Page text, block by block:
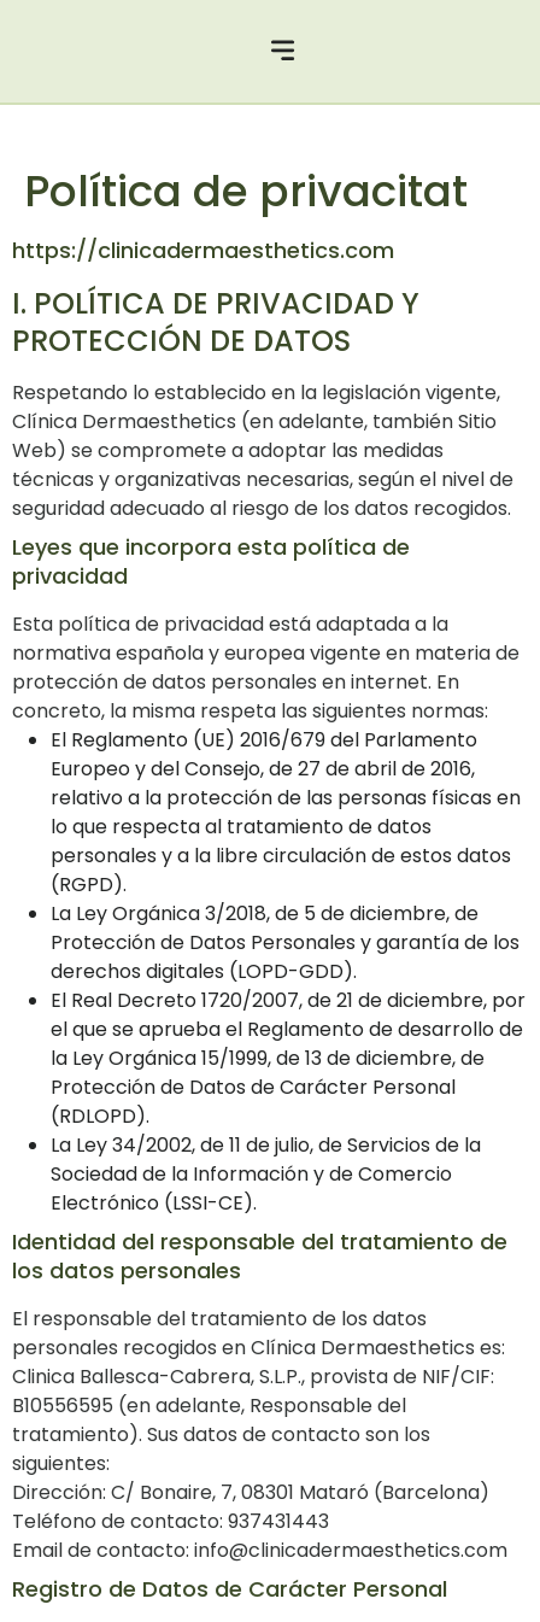
Política de privacitat
https://clinicadermaesthetics.com
I. POLÍTICA DE PRIVACIDAD Y
PROTECCIÓN DE DATOS
Respetando lo establecido en la legislación vigente,
Clínica Dermaesthetics (en adelante, también Sitio
Web) se compromete a adoptar las medidas
técnicas y organizativas necesarias, según el nivel de
seguridad adecuado al riesgo de los datos recogidos.
Leyes que incorpora esta política de
privacidad
Esta política de privacidad está adaptada a la
normativa española y europea vigente en materia de
protección de datos personales en internet. En
concreto, la misma respeta las siguientes normas:
El Reglamento (UE) 2016/679 del Parlamento
Europeo y del Consejo, de 27 de abril de 2016,
relativo a la protección de las personas físicas en
lo que respecta al tratamiento de datos
personales y a la libre circulación de estos datos
(RGPD).
La Ley Orgánica 3/2018, de 5 de diciembre, de
Protección de Datos Personales y garantía de los
derechos digitales (LOPD-GDD).
El Real Decreto 1720/2007, de 21 de diciembre, por
el que se aprueba el Reglamento de desarrollo de
la Ley Orgánica 15/1999, de 13 de diciembre, de
Protección de Datos de Carácter Personal
(RDLOPD).
La Ley 34/2002, de 11 de julio, de Servicios de la
Sociedad de la Información y de Comercio
Electrónico (LSSI-CE).
Identidad del responsable del tratamiento de
los datos personales
El responsable del tratamiento de los datos
personales recogidos en Clínica Dermaesthetics es:
Clinica Ballesca-Cabrera, S.L.P., provista de NIF/CIF:
B10556595 (en adelante, Responsable del
tratamiento). Sus datos de contacto son los
siguientes:
Dirección: C/ Bonaire, 7, 08301 Mataró (Barcelona)
Teléfono de contacto: 937431443
Email de contacto: info@clinicadermaesthetics.com
Registro de Datos de Carácter Personal